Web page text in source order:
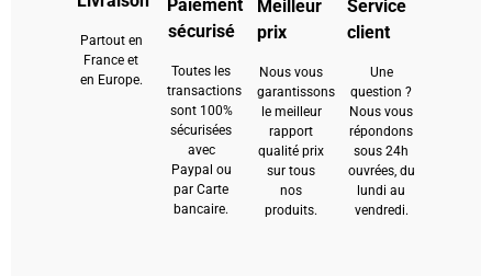
Partout en
France et
en Europe.
Paiement
sécurisé
Toutes les
transactions
sont 100%
sécurisées
avec
Paypal ou
par Carte
bancaire.
Meilleur
prix
Nous vous
garantissons
le meilleur
rapport
qualité prix
sur tous
nos
produits.
Service
client
Une
question ?
Nous vous
répondons
sous 24h
ouvrées, du
lundi au
vendredi.